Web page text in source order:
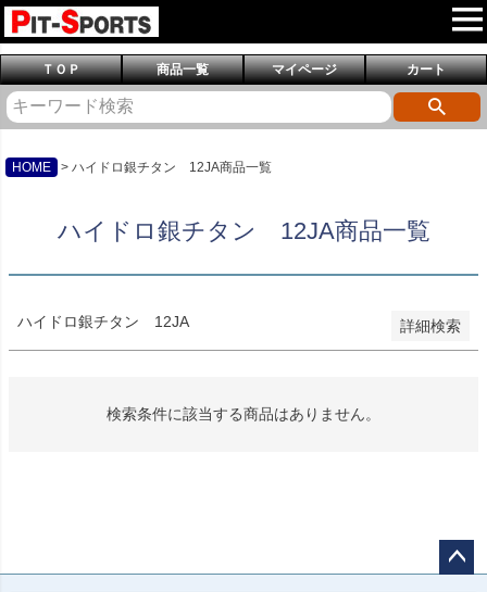
ＴＯＰ 商品一覧 マイページ カート
HOME ハイドロ銀チタン 12JA商品一覧
ハイドロ銀チタン 12JA商品一覧
ハイドロ銀チタン 12JA 詳細検索
予約商品のみを表示
並び順
新着順
登録順
価格が高い順
キーワードヒット順
検索
検索条件に該当する商品はありません。